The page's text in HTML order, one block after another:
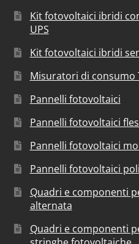
Kit fotovoltaici ibridi
UPS
Kit fotovoltaici ibridi
Misuratori di consumo
Pannelli fotovoltaici
Pannelli fotovoltaici
Pannelli fotovoltaici
Pannelli fotovoltaici
Quadri e componenti
alternata
Quadri e componenti